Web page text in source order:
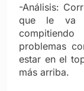
-Análisis:
que le va
problemas
estar en el
más arriba.